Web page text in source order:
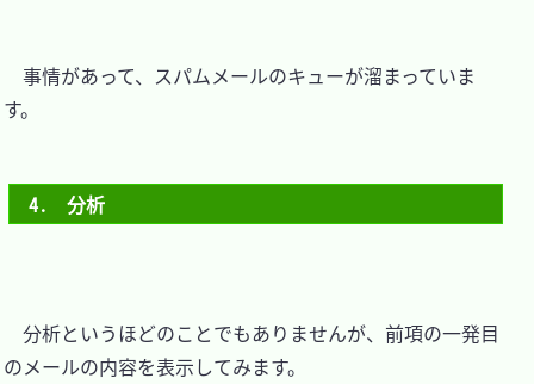
事情があって、スパムメールのキューが溜まっていま
す。
4.　分析
分析というほどのことでもありませんが、前項の一発目
のメールの内容を表示してみます。